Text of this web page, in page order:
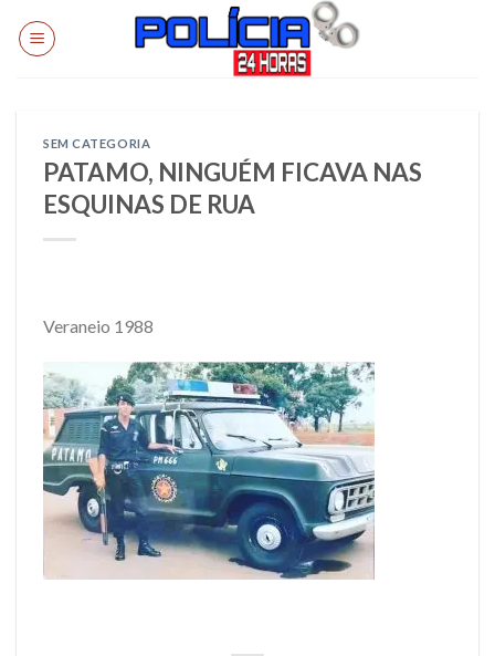
SEM CATEGORIA
PATAMO, NINGUÉM FICAVA NAS
ESQUINAS DE RUA
Veraneio 1988